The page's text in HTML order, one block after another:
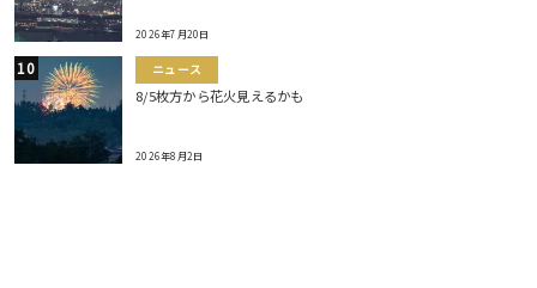
2026年7月20日
ニュース
8/5枚方から花火見えるかも
2026年8月2日